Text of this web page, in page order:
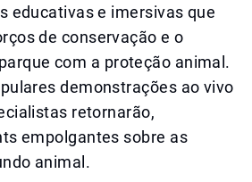
educativas e imersivas que
de conservação e o
com a proteção animal.
demonstrações ao vivo
retornarão,
empolgantes sobre as
animal.